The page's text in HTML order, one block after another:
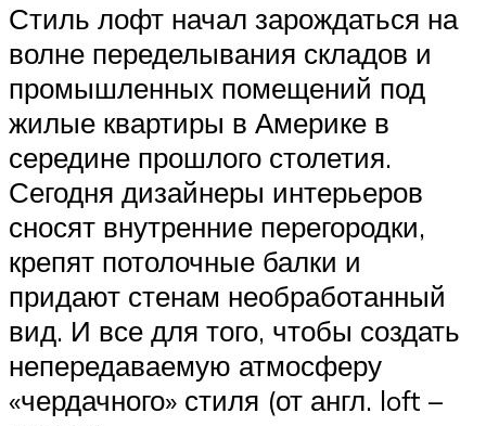
Стиль лофт начал зарождаться на
волне переделывания складов и
промышленных помещений под
жилые квартиры в Америке в
середине прошлого столетия.
Сегодня дизайнеры интерьеров
сносят внутренние перегородки,
крепят потолочные балки и
придают стенам необработанный
вид. И все для того, чтобы создать
непередаваемую атмосферу
«чердачного» стиля (от англ. loft –